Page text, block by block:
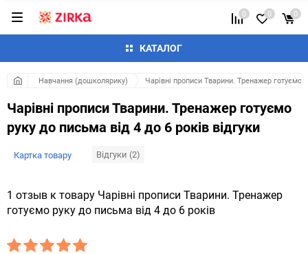
КАТАЛОГ
0 0 0
Навчання (дошколярику) Чарівні прописи Тварини. Тренажер готуємо
Чарівні прописи Тварини. Тренажер готуємо
руку до письма від 4 до 6 років відгуки
Картка товару Відгуки (2)
1 отзыв к товару Чарівні прописи Тварини. Тренажер
готуємо руку до письма від 4 до 6 років